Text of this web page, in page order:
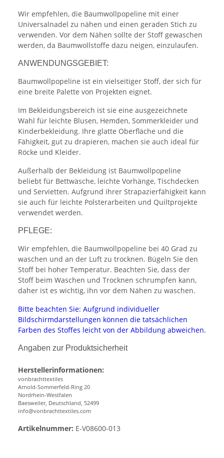
Wir empfehlen, die Baumwollpopeline mit einer
Universalnadel zu nähen und einen geraden Stich zu
verwenden. Vor dem Nähen sollte der Stoff gewaschen
werden, da Baumwollstoffe dazu neigen, einzulaufen.
ANWENDUNGSGEBIET:
Baumwollpopeline ist ein vielseitiger Stoff, der sich für
eine breite Palette von Projekten eignet.
Im Bekleidungsbereich ist sie eine ausgezeichnete
Wahl für leichte Blusen, Hemden, Sommerkleider und
Kinderbekleidung. Ihre glatte Oberfläche und die
Fähigkeit, gut zu drapieren, machen sie auch ideal für
Röcke und Kleider.
Außerhalb der Bekleidung ist Baumwollpopeline
beliebt für Bettwäsche, leichte Vorhänge, Tischdecken
und Servietten. Aufgrund ihrer Strapazierfähigkeit kann
sie auch für leichte Polsterarbeiten und Quiltprojekte
verwendet werden.
PFLEGE:
Wir empfehlen, die Baumwollpopeline bei 40 Grad zu
waschen und an der Luft zu trocknen. Bügeln Sie den
Stoff bei hoher Temperatur. Beachten Sie, dass der
Stoff beim Waschen und Trocknen schrumpfen kann,
daher ist es wichtig, ihn vor dem Nähen zu waschen.
Bitte beachten Sie: Aufgrund individueller
Bildschirmdarstellungen können die tatsächlichen
Farben des Stoffes leicht von der Abbildung abweichen.
Angaben zur Produktsicherheit
Herstellerinformationen:
vonbrachttextiles
Arnold-Sommerfeld-Ring 20
Nordrhein-Westfalen
Baesweiler, Deutschland, 52499
info@vonbrachttextiles.com
Artikelnummer: E-V08600-013